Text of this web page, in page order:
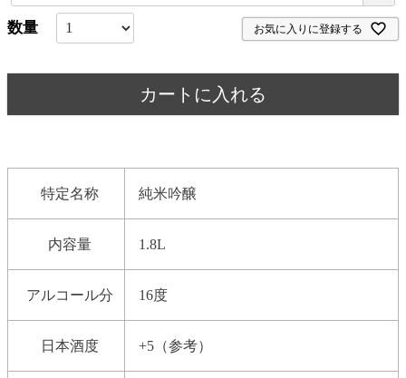
必
お気に入りに登録する
カートに入れる
特定名称 純米吟醸
内容量 1.8L
アルコール分 16度
日本酒度 +5（参考）